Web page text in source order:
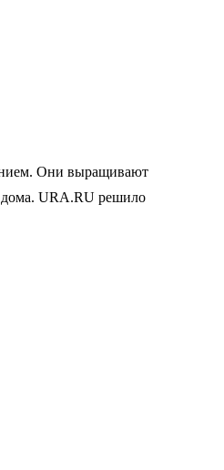
Они выращивают
дома. URA.RU решило